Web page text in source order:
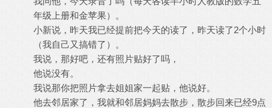
年级上册和金苹果）。
小新说，昨天我已经提前把今天的读了，昨天读了2个小时
（我自己又搞错了）。
我说，那好吧，还有照片贴好了吗，
他说没有。
我说那你把照片拿去姐姐家一起贴，他说好。
他去邻居家了，我就和邻居妈妈去散步，散步回来已经9点